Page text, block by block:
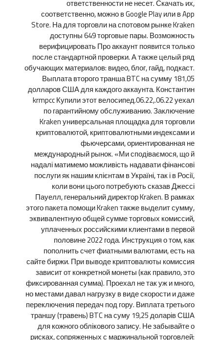
ответственности не несет. Скачать их,
соответственно, можно в Google Play или в App
Store. На для торговли на спотовом рынке Kraken
доступны 649 торговые пары. Возможность
верифицировать Про аккаунт появится только
после стандартной проверки. А также целый ряд
обучающих материалов: видео, блог, гайд, подкаст.
Выплата второго транша BTC на сумму 181,05
долларов США для каждого аккаунта. Константин
krmpcc Купили этот велосипед.06.22,.06.22 уехал
по гарантийному обслуживанию. Заключение
Kraken универсальная площадка для торговли
криптовалютой, криптовалютными индексами и
фьючерсами, ориентированная не
международный рынок. «Ми сподіваємося, що й
надалі матимемо можливість надавати фінансові
послуги як нашим клієнтам в Україні, так і в Росії,
коли вони цього потребують сказав Джессі
Пауелл, генеральний директор Kraken. В рамках
этого пакета помощи Kraken также выделит сумму,
эквивалентную общей сумме торговых комиссий,
уплаченных российскими клиентами в первой
половине 2022 года. Инструкция о том, как
пополнить счет фиатными валютами, есть на
сайте биржи. При выводе криптовалюты комиссия
зависит от конкретной монеты (как правило, это
фиксированная сумма). Проехал не так уж и много,
но местами давал нагрузку в виде скорости и даже
переключения передач под гору. Виплата третього
траншу (травень) BTC на суму 19,25 доларів США
для кожного облікового запису. Не забывайте о
рисках, сопряженных с маржинальной торговлей: